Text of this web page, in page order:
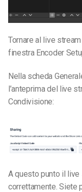
Tornare al live
finestra Encoder
Nella scheda
l’anteprima del live
Condivisione:
A questo punto il
correttamente. Siete